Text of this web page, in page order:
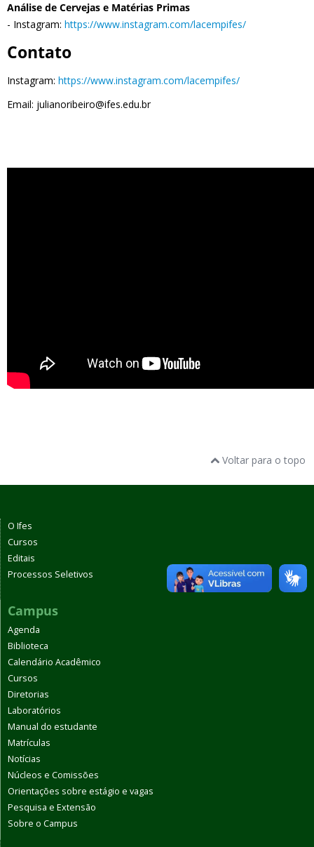
Análise de Cervejas e Matérias Primas
- Instagram: https://www.instagram.com/lacempifes/
Contato
Instagram: https://www.instagram.com/lacempifes/
Email: julianoribeiro@ifes.edu.br
Voltar para o topo
O Ifes
Cursos
Editais
Processos Seletivos
Campus
Agenda
Biblioteca
Calendário Acadêmico
Cursos
Diretorias
Laboratórios
Manual do estudante
Matrículas
Notícias
Núcleos e Comissões
Orientações sobre estágio e vagas
Pesquisa e Extensão
Sobre o Campus